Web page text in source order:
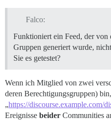
Falco:
Funktioniert ein Feed, der von
Gruppen generiert wurde,
Sie es getestet?
Wenn ich Mitglied von zwei
deren Berechtigungsgruppen)
„https://discourse.example.com/
Ereignisse beider Communities